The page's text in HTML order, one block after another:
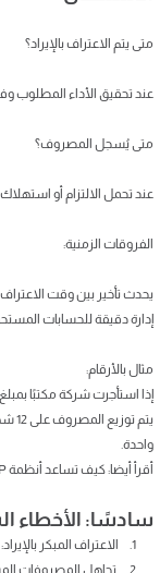
متى يتم الاعتراف بالإيراد؟
عند تحقيق الأداء المطلوب
متى يُسجل المصروف؟
عند تحمل الالتزام أو
الفروقات الزمنية:
يحدث تأخير بين وقت
إدارة دقيقة للحسابات
مثال بالأرقام:
إذا استأجرت شركة مكتبًا بمبلغ 120,000 ريال سنويًا تدفعه مقدمًا،
واحدة.
أقرأ أيضا: كيف تساعد أنظمة ERP في التحول المالي المؤسسي
سادسًا: الأخطاء